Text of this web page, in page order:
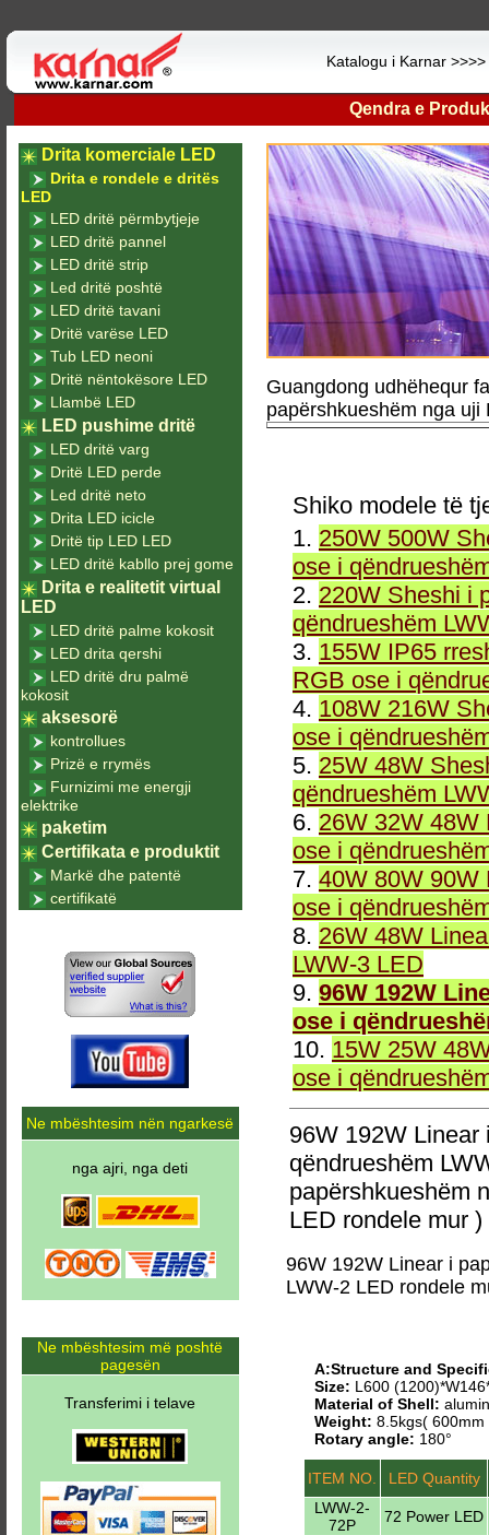
Katalogu i Karnar >>>>
Qendra e
Guangdong udhëhequr
papërshkueshëm nga uji
Shiko modele të
1. 250W 500W
ose i
2. 220W Sheshi i
qëndrueshëm
3. 155W IP65
RGB ose i
4. 108W 216W
ose i
5. 25W 48W
qëndrueshëm
6. 26W 32W 48W
ose i
7. 40W 80W 90W
ose i
8. 26W 48W
LWW-3 LED
9. 96W 192W
ose i
10. 15W 25W
ose i
96W 192W
qëndrueshëm
papërshkueshëm
LED rondele mur )
96W 192W Linear i
LWW-2 LED rondele
A:Structure and
Size: L600
Material of Shell:
Weight: 8.5kgs(
Rotary angle: 180°
ITEM NO.
LED Quantity
LWW-2-
72P
72 Power LED
Drita komerciale LED
Drita e rondele e dritës
LED
LED dritë përmbytjeje
LED dritë pannel
LED dritë strip
Led dritë poshtë
LED dritë tavani
Dritë varëse LED
Tub LED neoni
Dritë nëntokësore LED
Llambë LED
LED pushime dritë
LED dritë varg
Dritë LED perde
Led dritë neto
Drita LED icicle
Dritë tip LED LED
LED dritë kabllo prej gome
Drita e realitetit virtual
LED
LED dritë palme kokosit
LED drita qershi
LED dritë dru palmë
kokosit
aksesorë
kontrollues
Prizë e rrymës
Furnizimi me energji
elektrike
paketim
Certifikata e produktit
Markë dhe patentë
certifikatë
Ne mbështesim nën ngarkesë
nga ajri, nga deti
Ne mbështesim më poshtë
pagesën
Transferimi i telave